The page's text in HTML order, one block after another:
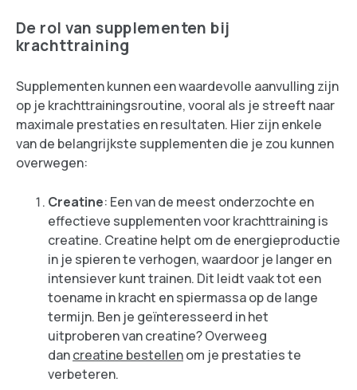
De rol van supplementen bij
krachttraining
Supplementen kunnen een waardevolle aanvulling zijn
op je krachttrainingsroutine, vooral als je streeft naar
maximale prestaties en resultaten. Hier zijn enkele
van de belangrijkste supplementen die je zou kunnen
overwegen:
Creatine: Een van de meest onderzochte en
effectieve supplementen voor krachttraining is
creatine. Creatine helpt om de energieproductie
in je spieren te verhogen, waardoor je langer en
intensiever kunt trainen. Dit leidt vaak tot een
toename in kracht en spiermassa op de lange
termijn. Ben je geïnteresseerd in het
uitproberen van creatine? Overweeg
dancreatine bestellenom je prestaties te
verbeteren.